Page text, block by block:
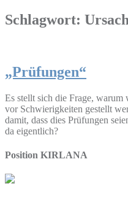
Schlagwort:
„Prüfungen“
Es stellt sich die Frage,
vor Schwierigkeiten gestellt
damit, dass dies Prüfungen
da eigentlich?
Position KIRLANA